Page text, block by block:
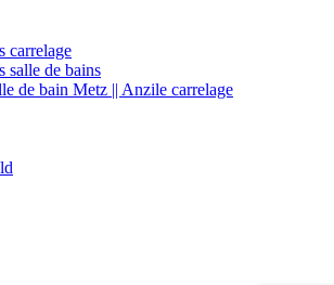
carrelage
salle de bains
de bain Metz || Anzile carrelage